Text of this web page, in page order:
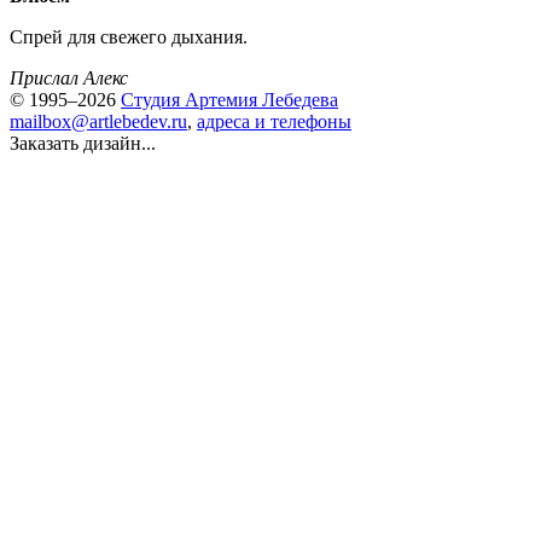
Спрей для свежего дыхания.
Прислал Алекс
© 1995–2026 Студия Артемия Лебедева
mailbox@artlebedev.ru, адреса и телефоны
Заказать дизайн...